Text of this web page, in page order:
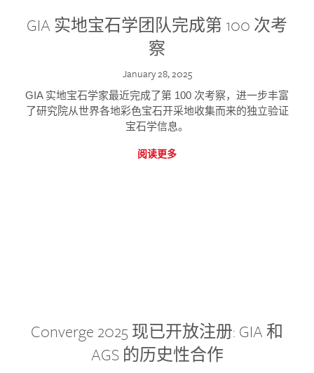
GIA 实地宝石学团队完成第 100 次考
察
January 28, 2025
GIA 实地宝石学家最近完成了第 100 次考察，进一步丰富
了研究院从世界各地彩色宝石开采地收集而来的独立验证
宝石学信息。
阅读更多
Converge 2025 现已开放注册: GIA 和
AGS 的历史性合作